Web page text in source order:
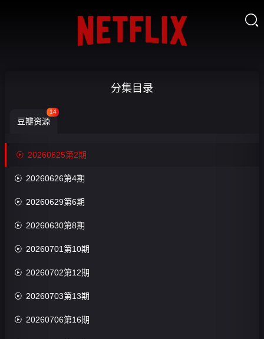

春采销 第二
季-20260625
第2期
第10期
0.0
演：
分集目录
豆瓣资源
14
 20260625第2期
 20260626第4期
 20260629第6期
 20260630第8期
 20260701第10期
 20260702第12期
 20260703第13期
 20260706第16期